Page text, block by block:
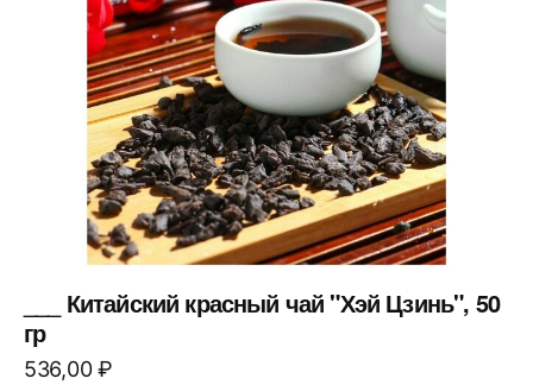
___ Китайский красный чай "Хэй Цзинь", 50
гр
536,00₽